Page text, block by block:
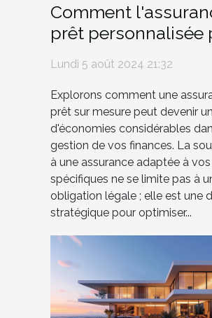
Comment
prêt personnalisée
Lundi 5 août 2024 21:32
Explorons comment une
prêt sur mesure peut devenir
d'économies considérables
gestion de vos finances. La
à une assurance adaptée à
spécifiques ne se limite pas à
obligation légale ; elle est une
stratégique pour optimiser...